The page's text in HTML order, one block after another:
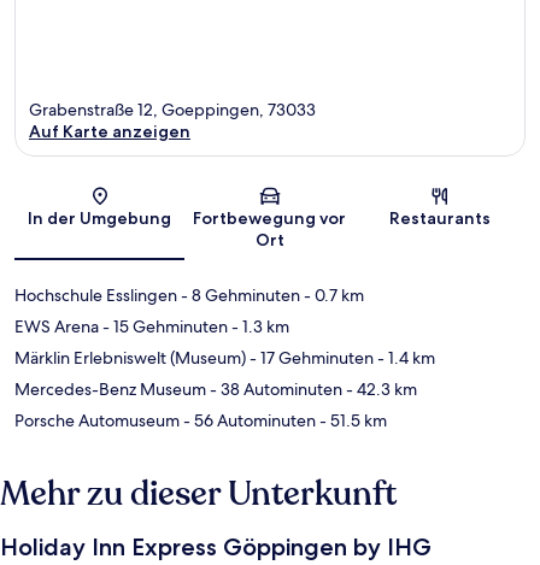
Karte
Grabenstraße 12, Goeppingen, 73033
Auf Karte anzeigen
In der Umgebung
Fortbewegung vor
Ort
Restaurants
Hochschule Esslingen- 8 Gehminuten- 0.7 km
EWS Arena- 15 Gehminuten- 1.3 km
Märklin Erlebniswelt (Museum)- 17 Gehminuten- 1.4 km
Mercedes-Benz Museum- 38 Autominuten- 42.3 km
Porsche Automuseum- 56 Autominuten- 51.5 km
Mehr zu dieser Unterkunft
Holiday Inn Express Göppingen by IHG